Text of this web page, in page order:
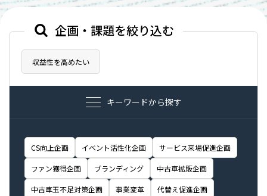
企画・課題を絞り込む
収益性を高めたい
キーワードから探す
CS向上企画 イベント活性化企画 サービス来場促進企画
ファン獲得企画 ブランディング 中古車拡販企画
中古車玉不足対策企画 事業変革 代替え促進企画